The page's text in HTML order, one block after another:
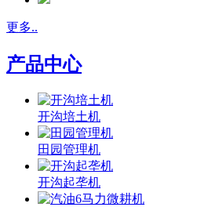
更多..
产品中心
开沟培土机
田园管理机
开沟起垄机